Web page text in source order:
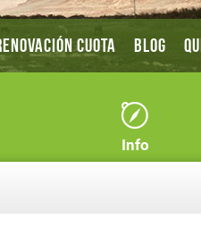
CUOTA BLOG
Info